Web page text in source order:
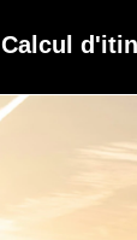
Calcul